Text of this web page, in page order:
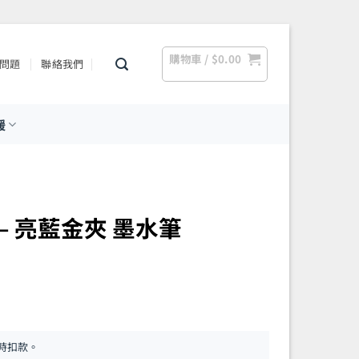
題 聯絡我們 購物車 / $0.00
藍金夾 墨水筆
扣款。